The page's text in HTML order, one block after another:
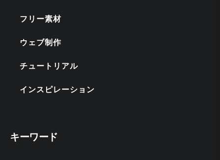
フリー素材
ウェブ制作
チュートリアル
インスピレーション
キーワード